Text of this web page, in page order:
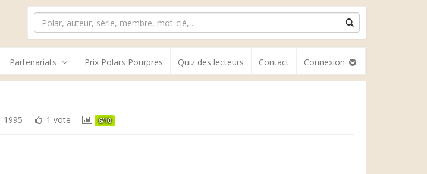
Partenariats Prix Polars Pourpres Quiz des lecteurs Contact Connexion
1995 1 vote 6/10